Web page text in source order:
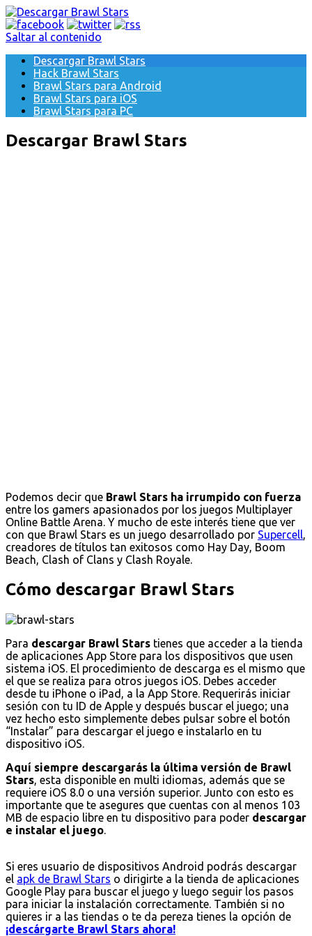
Saltar al contenido
Descargar Brawl Stars
Hack Brawl Stars
Brawl Stars para Android
Brawl Stars para iOS
Brawl Stars para PC
Descargar Brawl Stars
Podemos decir que Brawl Stars ha irrumpido con fuerza
entre los gamers apasionados por los juegos Multiplayer
Online Battle Arena. Y mucho de este interés tiene que ver
con que Brawl Stars es un juego desarrollado por Supercell,
creadores de títulos tan exitosos como Hay Day, Boom
Beach, Clash of Clans y Clash Royale.
Cómo descargar Brawl Stars
Para descargar Brawl Stars tienes que acceder a la tienda
de aplicaciones App Store para los dispositivos que usen
sistema iOS. El procedimiento de descarga es el mismo que
el que se realiza para otros juegos iOS. Debes acceder
desde tu iPhone o iPad, a la App Store. Requerirás iniciar
sesión con tu ID de Apple y después buscar el juego; una
vez hecho esto simplemente debes pulsar sobre el botón
“Instalar” para descargar el juego e instalarlo en tu
dispositivo iOS.
Aquí siempre descargarás la última versión de Brawl
Stars, esta disponible en multi idiomas, además que se
requiere iOS 8.0 o una versión superior. Junto con esto es
importante que te asegures que cuentas con al menos 103
MB de espacio libre en tu dispositivo para poder descargar
e instalar el juego.
Si eres usuario de dispositivos Android podrás descargar
el apk de Brawl Stars o dirigirte a la tienda de aplicaciones
Google Play para buscar el juego y luego seguir los pasos
para iniciar la instalación correctamente. También si no
quieres ir a las tiendas o te da pereza tienes la opción de
¡descárgarte Brawl Stars ahora!